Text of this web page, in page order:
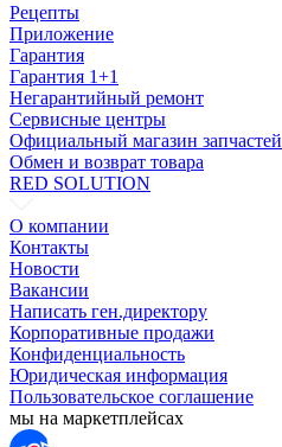
Рецепты
Приложение
Гарантия
Гарантия 1+1
Негарантийный ремонт
Сервисные центры
Официальный магазин запчастей
Обмен и возврат товара
RED SOLUTION
О компании
Контакты
Новости
Вакансии
Написать ген.директору
Корпоративные продажи
Конфиденциальность
Юридическая информация
Пользовательское соглашение
мы на маркетплейсах